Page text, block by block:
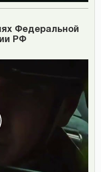
Федеральной
РФ